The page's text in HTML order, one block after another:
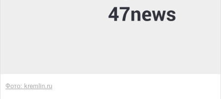
Фото: kremlin.ru